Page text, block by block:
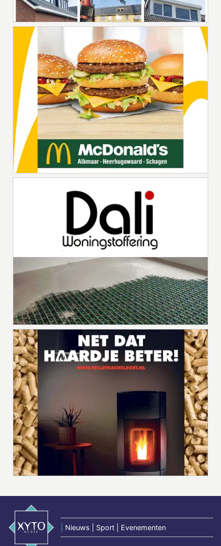
Nieuws | Sport | Evenementen